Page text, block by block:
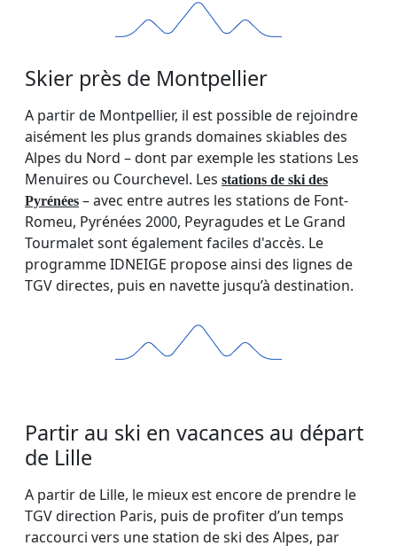
Skier près de Montpellier
A partir de Montpellier, il est possible de rejoindre
aisément les plus grands domaines skiables des
Alpes du Nord – dont par exemple les stations Les
Menuires ou Courchevel. Les stations de ski des
Pyrénées – avec entre autres les stations de Font-
Romeu, Pyrénées 2000, Peyragudes et Le Grand
Tourmalet sont également faciles d'accès. Le
programme IDNEIGE propose ainsi des lignes de
TGV directes, puis en navette jusqu’à destination.
Partir au ski en vacances au départ
de Lille
A partir de Lille, le mieux est encore de prendre le
TGV direction Paris, puis de profiter d’un temps
raccourci vers une station de ski des Alpes, par